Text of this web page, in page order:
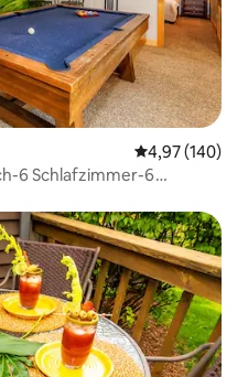
4,97 (140)
6 Schlafzimmer-6